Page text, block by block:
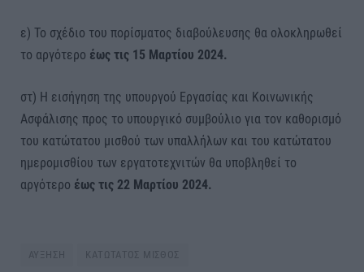
ε) Το σχέδιο του πορίσματος διαβούλευσης θα ολοκληρωθεί
το αργότερο έως τις 15 Μαρτίου 2024.
στ) Η εισήγηση της υπουργού Εργασίας και Κοινωνικής
Ασφάλισης προς το υπουργικό συμβούλιο για τον καθορισμό
του κατώτατου μισθού των υπαλλήλων και του κατώτατου
ημερομισθίου των εργατοτεχνιτών θα υποβληθεί το
αργότερο έως τις 22 Μαρτίου 2024.
ΑΥΞΗΣΗ ΚΑΤΩΤΑΤΟΣ ΜΙΣΘΟΣ